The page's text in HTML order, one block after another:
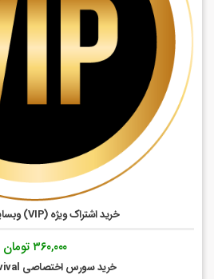
خرید اشتراک ویژه (VIP) وبسایت (ماهانه)
۳۶۰,۰۰۰تومان
خرید سورس اختصاصی Survival فایوام